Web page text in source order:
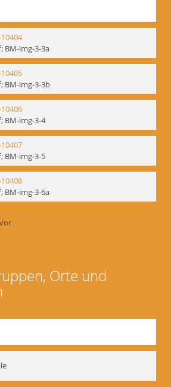
BM-img-3-3a
BM-img-3-3b
BM-img-3-4
BM-img-3-5
BM-img-3-6a
Orte und